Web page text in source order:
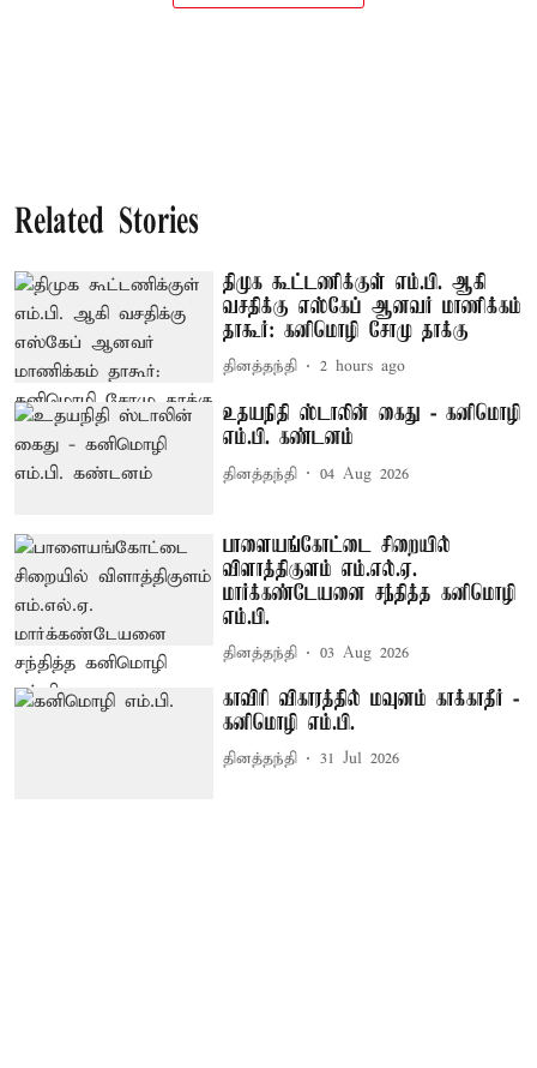
Related Stories
திமுக கூட்டணிக்குள் எம்.பி. ஆகி
வசதிக்கு எஸ்கேப் ஆனவர் மாணிக்கம்
தாகூர்: கனிமொழி சோமு தாக்கு
தினத்தந்தி 2 hours ago
உதயநிதி ஸ்டாலின் கைது - கனிமொழி
எம்.பி. கண்டனம்
தினத்தந்தி 04 Aug 2026
பாளையங்கோட்டை சிறையில்
விளாத்திகுளம் எம்.எல்.ஏ.
மார்க்கண்டேயனை சந்தித்த கனிமொழி
எம்.பி.
தினத்தந்தி 03 Aug 2026
காவிரி விகாரத்தில் மவுனம் காக்காதீர் -
கனிமொழி எம்.பி.
தினத்தந்தி 31 Jul 2026